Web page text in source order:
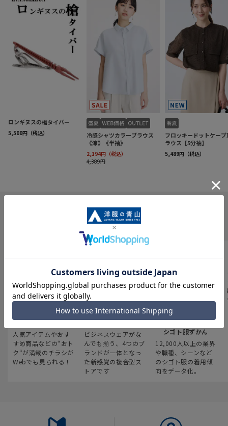
INFORMATION
最新のお買い得情報
人気アイテムやおす
すめ商品などの“おト
ク“が満載のチラシが
Webでも見られる！
スーツスクエア
ビジネスウェアがな
んでも揃う、4つのブ
ランドが一体となっ
た新感覚の複合型ス
トアです
みんなの
シゴト服ずかん
12,000人以上の業界
や職種、シーンなど
のシゴト服の着用傾
向をデータ化。